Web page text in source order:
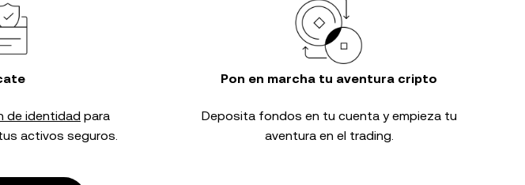
de identidad para
activos seguros.
Pon en marcha tu aventura cripto
Deposita fondos en tu cuenta y empieza tu
aventura en el trading.